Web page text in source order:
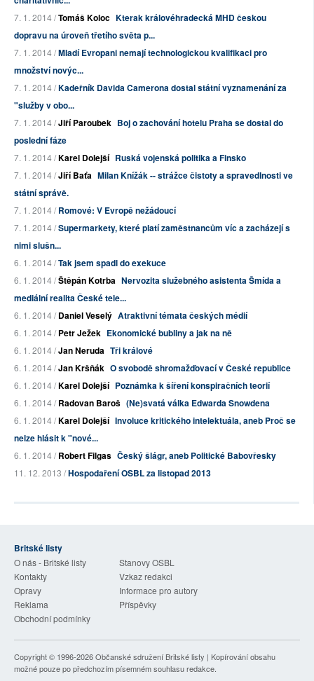
7. 1. 2014 /Tomáš Koloc Kterak královéhradecká MHD českou
dopravu na úroveň třetího světa p...
7. 1. 2014 /Mladí Evropani nemají technologickou kvalifikaci pro
množství novýc...
7. 1. 2014 /Kadeřník Davida Camerona dostal státní vyznamenání za
"služby v obo...
7. 1. 2014 /Jiří Paroubek Boj o zachování hotelu Praha se dostal do
poslední fáze
7. 1. 2014 /Karel Dolejší Ruská vojenská politika a Finsko
7. 1. 2014 /Jiří Baťa Milan Knížák -- strážce čistoty a spravedlnosti ve
státní správě.
7. 1. 2014 /Romové: V Evropě nežádoucí
7. 1. 2014 /Supermarkety, které platí zaměstnancům víc a zacházejí s
nimi slušn...
6. 1. 2014 /Tak jsem spadl do exekuce
6. 1. 2014 /Štěpán Kotrba Nervozita služebného asistenta Šmída a
mediální realita České tele...
6. 1. 2014 /Daniel Veselý Atraktivní témata českých médií
6. 1. 2014 /Petr Ježek Ekonomické bubliny a jak na ně
6. 1. 2014 /Jan Neruda Tři králové
6. 1. 2014 /Jan Kršňák O svobodě shromažďovací v České republice
6. 1. 2014 /Karel Dolejší Poznámka k šíření konspiračních teorií
6. 1. 2014 /Radovan Baroš (Ne)svatá válka Edwarda Snowdena
6. 1. 2014 /Karel Dolejší Involuce kritického intelektuála, aneb Proč se
nelze hlásit k "nové...
6. 1. 2014 /Robert Filgas Český šlágr, aneb Politické Babovřesky
11. 12. 2013 /Hospodaření OSBL za listopad 2013
Britské listy
O nás - Britské listy
Stanovy OSBL
Kontakty
Vzkaz redakci
Opravy
Informace pro autory
Reklama
Příspěvky
Obchodní podmínky
Copyright © 1996-2026Občanské sdružení Britské listy | Kopírování obsahu
možné pouze po předchozím písemném souhlasu redakce.